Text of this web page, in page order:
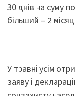
30 днів на суму
більший – 2
У травні усім
заяву і